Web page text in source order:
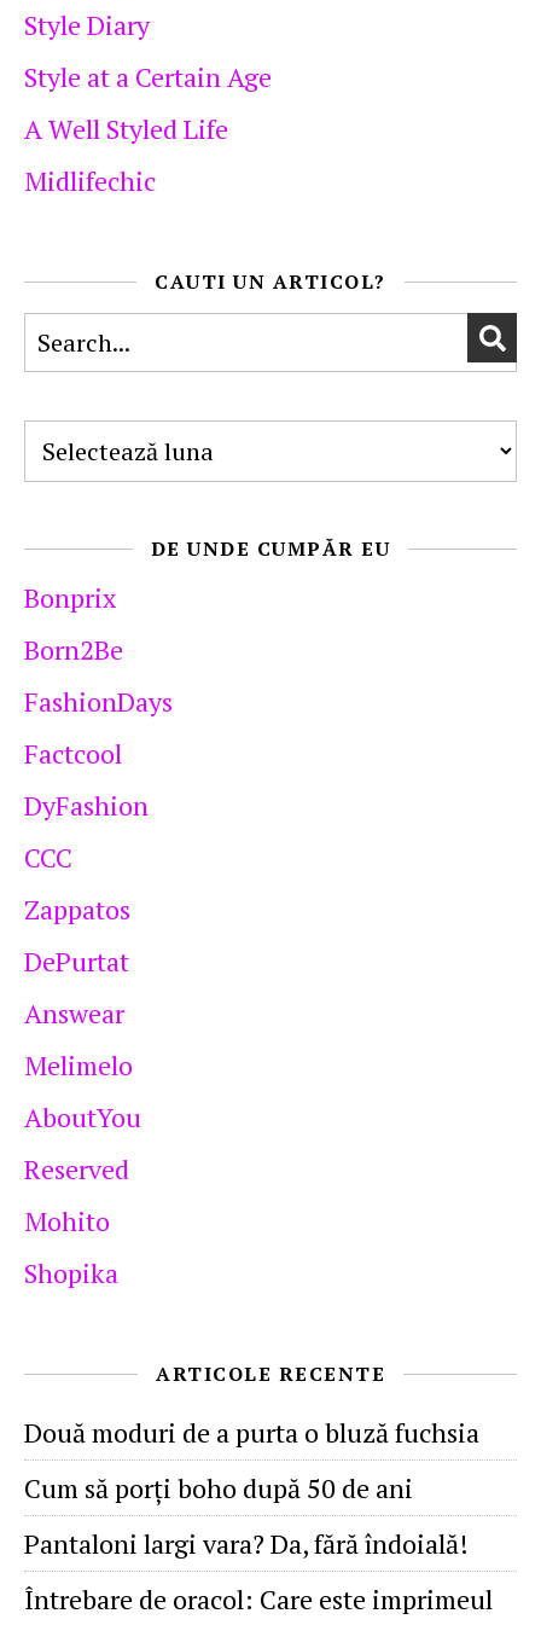
Style Diary
Style at a Certain Age
A Well Styled Life
Midlifechic
CAUTI UN ARTICOL?
DE UNDE CUMPĂR EU
Bonprix
Born2Be
FashionDays
Factcool
DyFashion
CCC
Zappatos
DePurtat
Answear
Melimelo
AboutYou
Reserved
Mohito
Shopika
ARTICOLE RECENTE
Două moduri de a purta o bluză fuchsia
Cum să porţi boho după 50 de ani
Pantaloni largi vara? Da, fără îndoială!
Întrebare de oracol: Care este imprimeul